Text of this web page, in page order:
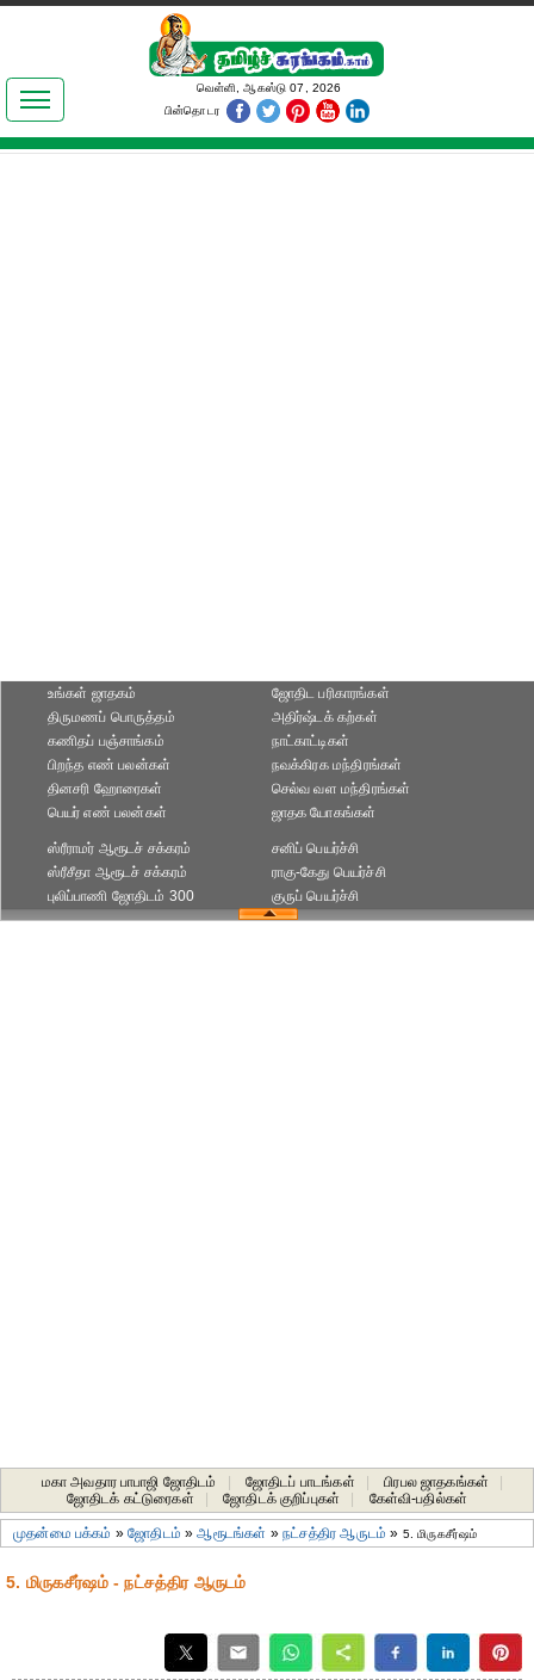
இலக்கியங்கள்
தமிழ் உலகம்
வெள்ளி, ஆகஸ்டு 07, 2026
பின்தொடர
உங்கள் ஜாதகம்
திருமணப் பொருத்தம்
கணிதப் பஞ்சாங்கம்
ஜோதிட ப‌ரிகார‌ங்க‌ள்
அதிர்ஷ்டக் கற்கள்
நாட்காட்டிகள்
பிறந்த எண் பலன்கள்
தினசரி ஹோரைகள்
பெயர் எண் பலன்கள்
நவக்கிரக மந்திரங்கள்
செல்வ வள மந்திரங்கள்
ஜாதக யோகங்கள்
ஸ்ரீராமர் ஆரூடச் சக்கரம்
ஸ்ரீசீதா ஆரூடச் சக்கரம்
புலிப்பாணி ஜோதிடம் 300
சனிப் பெயர்ச்சி
ராகு-கேது பெயர்ச்சி
குருப் பெயர்ச்சி
மகா அவதார பாபாஜி ஜோதிடம் ஜோதிடப் பாடங்கள் பிரபல ஜாதகங்கள்
ஜோதிடக் கட்டுரைகள்
ஜோதிடக் குறிப்புகள் கேள்வி-பதில்கள்
முதன்மை பக்கம் »ஜோதிடம் »ஆரூடங்கள் »நட்சத்திர ஆருடம் » 5. மிருகசீர்ஷம்
5. மிருகசீர்ஷம் - நட்சத்திர ஆருடம்